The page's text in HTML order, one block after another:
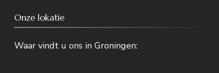
Onze lokatie
Waar vindt u ons in Groningen: